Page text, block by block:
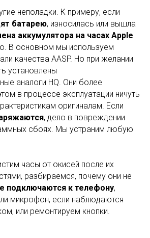
неполадки. К примеру, если
батарею, износилась или вышла
аккумулятора на часах Apple
В основном мы используем
качества AASP. Но при желании
установлены
аналоги HQ. Они более
в процессе эксплуатации ничуть
оригиналам. Если
, дело в повреждении
сбоях. Мы устраним любую
часы от окисей после их
разбираемся, почему они не
подключаются к телефону,
микрофон, если наблюдаются
или ремонтируем кнопки.